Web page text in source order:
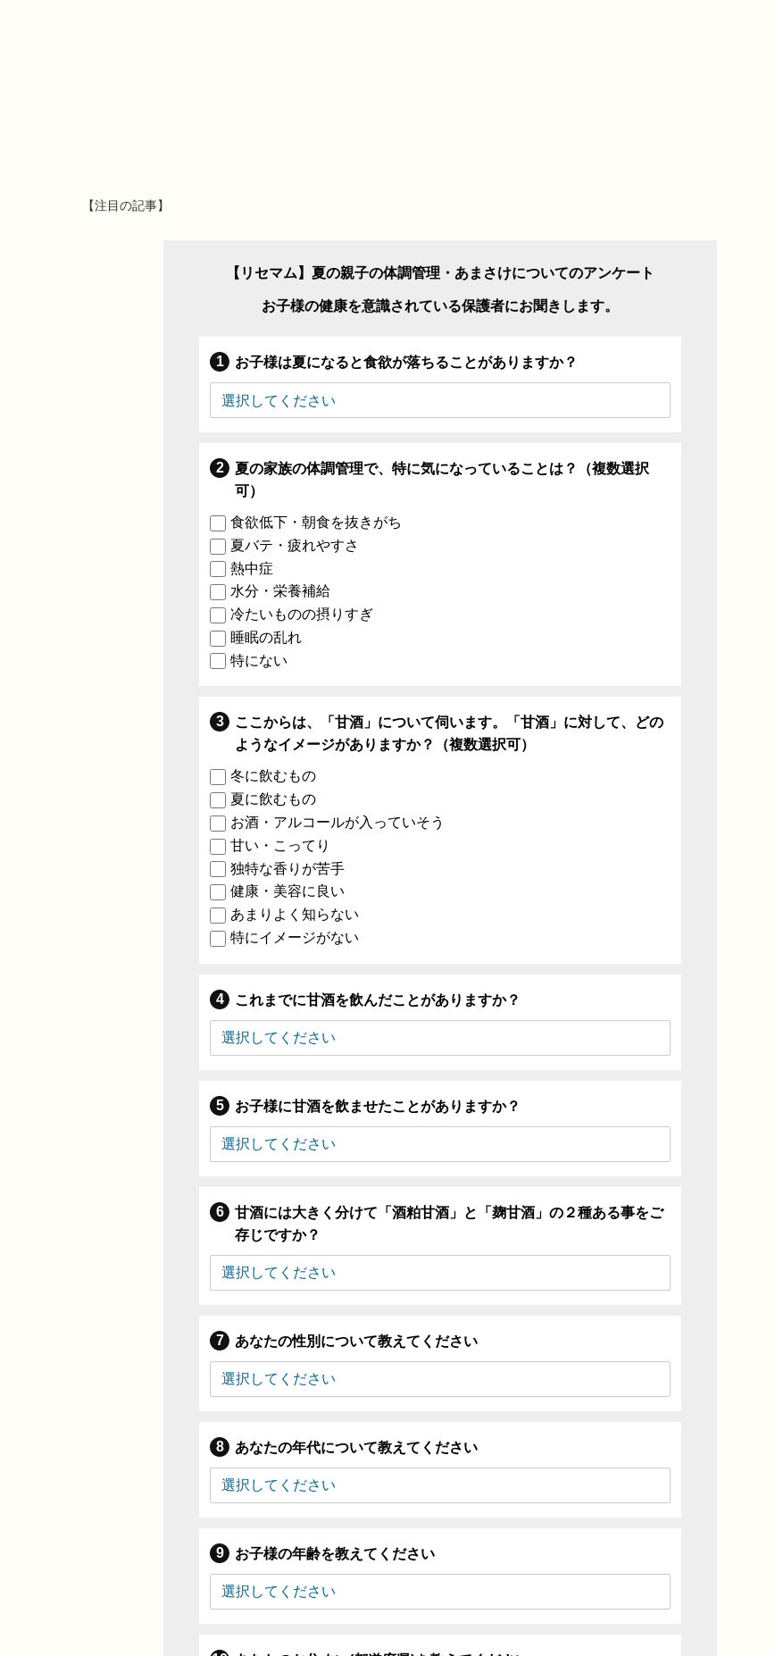
【注目の記事】
【リセマム】夏の親子の体調管理・あまさけについてのアンケート
お子様の健康を意識されている保護者にお聞きします。
お子様は夏になると食欲が落ちることがありますか？
夏の家族の体調管理で、特に気になっていることは？（複数選択
可）
食欲低下・朝食を抜きがち
夏バテ・疲れやすさ
熱中症
水分・栄養補給
冷たいものの摂りすぎ
睡眠の乱れ
特にない
ここからは、「甘酒」について伺います。「甘酒」に対して、どの
ようなイメージがありますか？（複数選択可）
冬に飲むもの
夏に飲むもの
お酒・アルコールが入っていそう
甘い・こってり
独特な香りが苦手
健康・美容に良い
あまりよく知らない
特にイメージがない
これまでに甘酒を飲んだことがありますか？
お子様に甘酒を飲ませたことがありますか？
甘酒には大きく分けて「酒粕甘酒」と「麹甘酒」の２種ある事をご
存じですか？
あなたの性別について教えてください
あなたの年代について教えてください
お子様の年齢を教えてください